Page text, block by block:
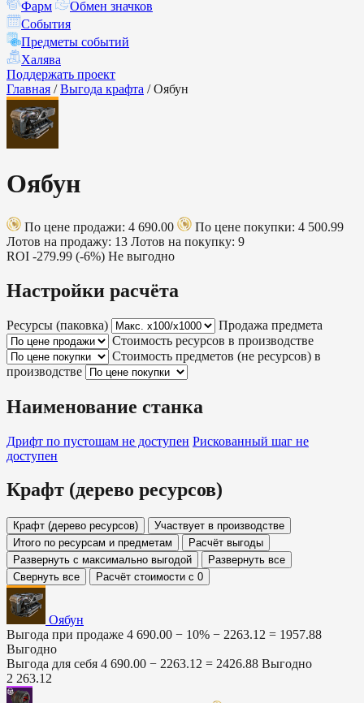
Фарм
Обмен значков
События
Предметы событий
Халява
Поддержать проект
Главная / Выгода крафта / Оябун
Оябун
По цене продажи: 4 690.00
По цене покупки: 4 500.99
Лотов на продажу: 13 Лотов на покупку: 9
ROI -279.99 (-6%) Не выгодно
Настройки расчёта
Ресурсы (паковка)
Продажа предмета
Стоимость ресурсов в производстве
Стоимость предметов (не ресурсов) в
производстве
Наименование станка
Дрифт по пустошам не доступен Рискованный шаг не
доступен
Крафт (дерево ресурсов)
Крафт (дерево ресурсов)
Участвует в производстве
Итого по ресурсам и предметам
Расчёт выгоды
Развернуть с максимально выгодой
Развернуть все
Свернуть все
Расчёт стоимости с 0
Оябун
Выгода при продаже 4 690.00 − 10% − 2263.12 = 1957.88
Выгодно
Выгода для себя 4 690.00 − 2263.12 = 2426.88 Выгодно
2 263.12